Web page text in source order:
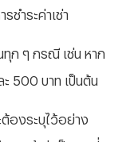
ชำระค่าเช่า
ทุก ๆ กรณี เช่น หาก
ะ 500 บาท เป็นต้น
องระบุไว้อย่าง